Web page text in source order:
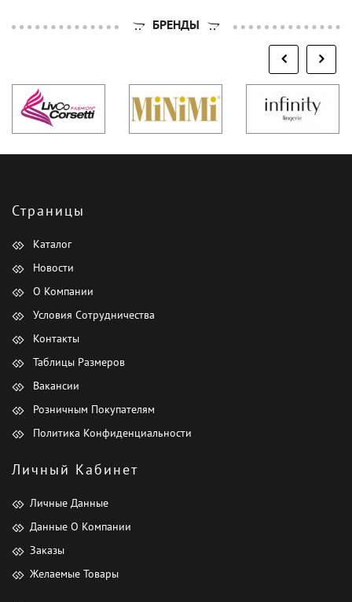
БРЕНДЫ
Страницы
Каталог
Новости
О Компании
Условия Сотрудничества
Контакты
Таблицы Размеров
Вакансии
Розничным Покупателям
Политика Конфиденциальности
Личный Кабинет
Личные Данные
Данные О Компании
Заказы
Желаемые Товары